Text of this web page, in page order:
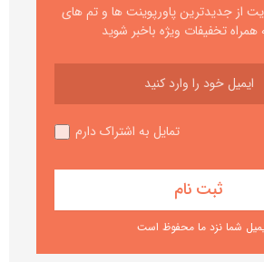
از جدیدترین پاورپوینت ها و تم های
تخفیفات ویژه باخبر شوید
تمایل به اشتراک دارم
شما نزد ما محفوظ است